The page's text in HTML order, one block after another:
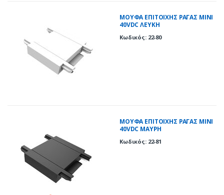
ΜΟΥΦΑ ΕΠΙΤΟΙΧΗΣ ΡΑΓΑΣ MINI
40VDC ΛΕΥΚΗ
Κωδικός: 22-80
ΜΟΥΦΑ ΕΠΙΤΟΙΧΗΣ ΡΑΓΑΣ MINI
40VDC ΜΑΥΡΗ
Κωδικός: 22-81